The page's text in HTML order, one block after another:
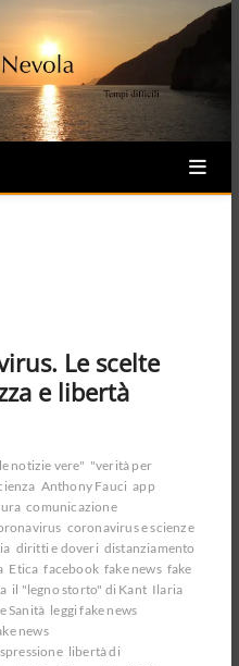
Le scelte
e libertà
notizie vere" "verità per
Anthony Fauci app
comunicazione
coronavirus e scienze
diritti e doveri distanziamento
Etica facebook fake news fake
il "legno storto" di Kant Ilaria
Sanità leggi fake news
news
libertà di